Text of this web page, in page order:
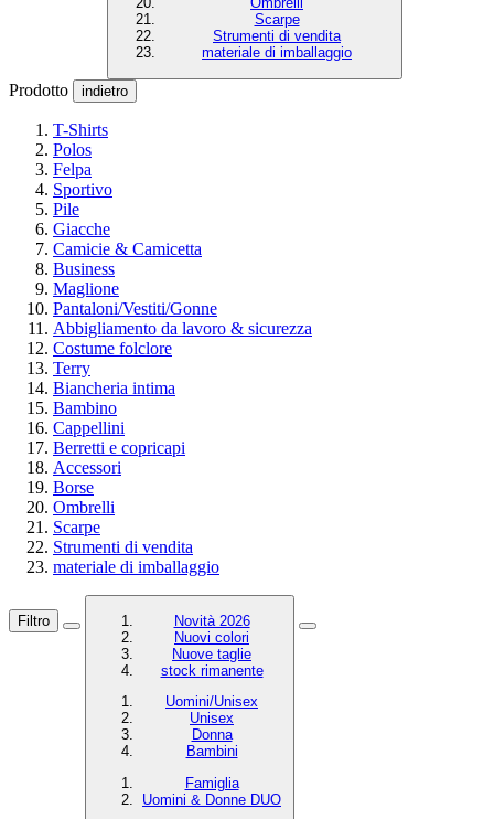
Scarpe
Strumenti di vendita
materiale di imballaggio
Prodotto indietro
T-Shirts
Polos
Felpa
Sportivo
Pile
Giacche
Camicie & Camicetta
Business
Maglione
Pantaloni/Vestiti/Gonne
Abbigliamento da lavoro & sicurezza
Costume folclore
Terry
Biancheria intima
Bambino
Cappellini
Berretti e copricapi
Accessori
Borse
Ombrelli
Scarpe
Strumenti di vendita
materiale di imballaggio
Filtro
Novità 2026
Nuovi colori
Nuove taglie
stock rimanente
Uomini/Unisex
Unisex
Donna
Bambini
Famiglia
Uomini & Donne DUO